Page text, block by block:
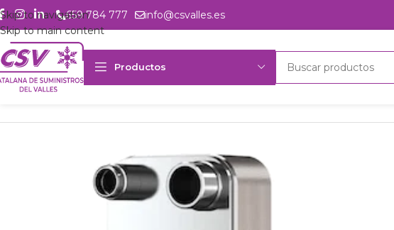
Skip to navigation
Skip to main content
659 784 777 info@csvalles.es
Productos
Inicio Productos